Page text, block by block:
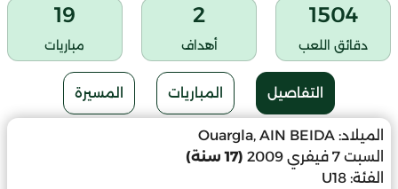
1504
دقائق اللعب
2
أهداف
19
مباريات
التفاصيل المباريات المسيرة
الميلاد: Ouargla, AIN BEIDA
السبت 7 فيفري 2009
(17 سنة)
الفئة: U18